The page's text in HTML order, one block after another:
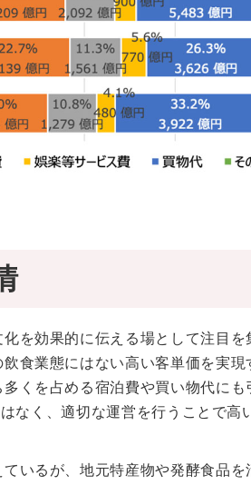
を効果的に伝える場として注目を
食業態にはない高い客単価を実
くを占める宿泊費や買い物代に
なく、適切な運営を行うことで高
いるが、地元特産物や発酵食品